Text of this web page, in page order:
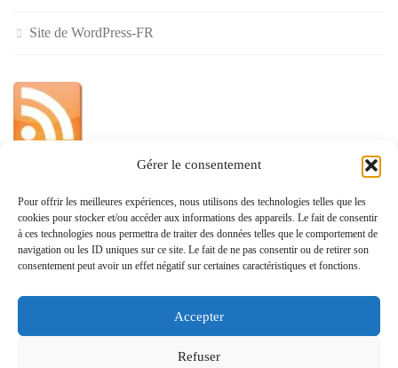
Gérer le consentement
Pour offrir les meilleures expériences, nous utilisons des technologies telles que les
cookies pour stocker et/ou accéder aux informations des appareils. Le fait de consentir
à ces technologies nous permettra de traiter des données telles que le comportement de
navigation ou les ID uniques sur ce site. Le fait de ne pas consentir ou de retirer son
consentement peut avoir un effet négatif sur certaines caractéristiques et fonctions.
Accepter
Refuser
Site de WordPress-FR
»
Politique de confidentialité
www.monvoisin.xyz © 2026. Tous droits réservés.